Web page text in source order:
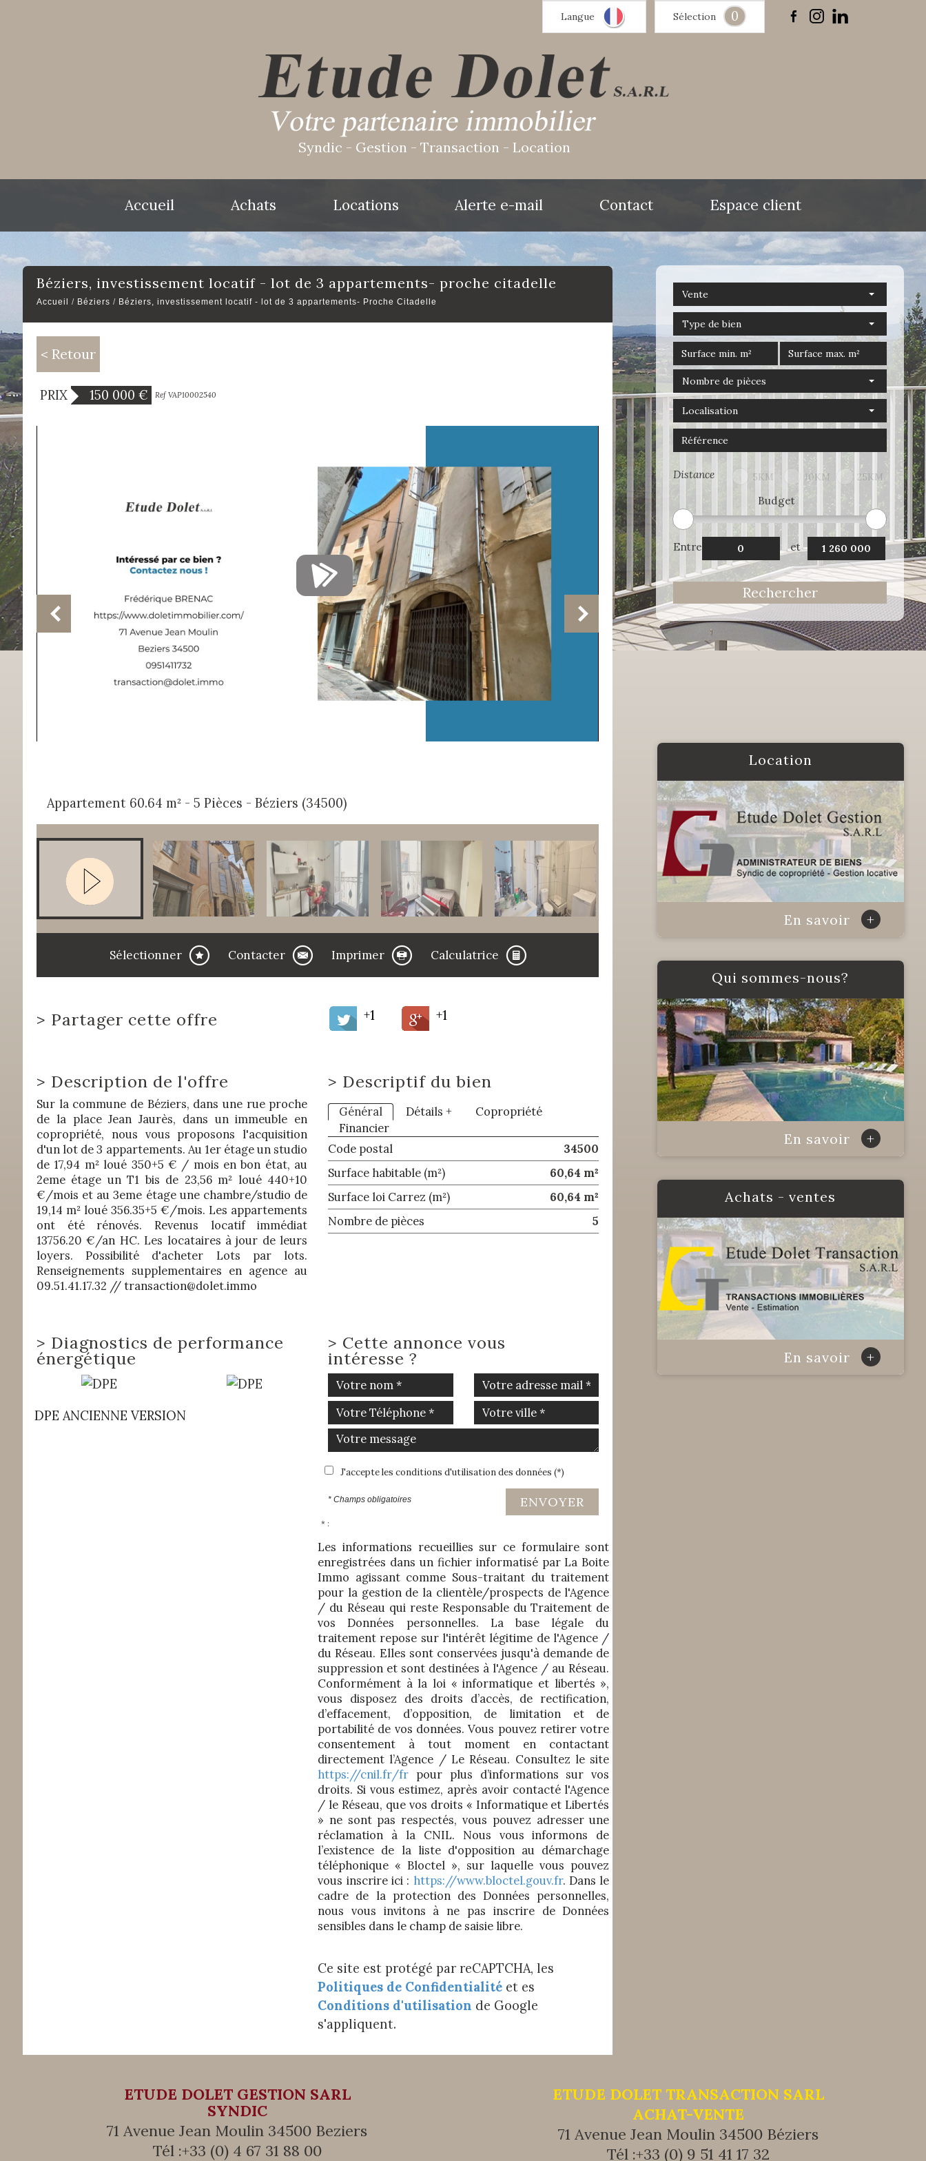
Langue Sélection 0
Syndic - Gestion - Transaction - Location
Accueil Achats Locations Alerte e-mail Contact Espace client
Vente
Type de bien
Nombre de pièces
Localisation
Distance 5KM 10KM 25KM
Budget
Entre et
Rechercher
béziers, investissement locatif - lot de 3 appartements- proche citadelle
Accueil Béziers Béziers, investissement locatif - lot de 3 appartements- Proche Citadelle
< Retour
Appartement 60.64 m² - 5 Pièces - Béziers (34500)
PRIX 150 000 € Ref VAP10002540
Sélectionner Contacter Imprimer Calculatrice
> Partager cette offre +1 +1
> Description de l'offre
Sur la commune de Béziers, dans une rue proche
de la place Jean Jaurès, dans un immeuble en
copropriété, nous vous proposons l'acquisition
d'un lot de 3 appartements. Au 1er étage un studio
de 17,94 m² loué 350+5 € / mois en bon état, au
2eme étage un T1 bis de 23,56 m² loué 440+10
€/mois et au 3eme étage une chambre/studio de
19,14 m² loué 356.35+5 €/mois. Les appartements
ont été rénovés. Revenus locatif immédiat
13756.20 €/an HC. Les locataires à jour de leurs
loyers. Possibilité d'acheter Lots par lots.
Renseignements supplementaires en agence au
09.51.41.17.32 // transaction@dolet.immo
> Descriptif du bien
Général Détails +
Copropriété
Financier
Code postal
34500
Surface habitable (m²)
60,64 m²
Surface loi Carrez (m²)
60,64 m²
Nombre de pièces
5
> Diagnostics de performance
énergétique
DPE ANCIENNE VERSION
> Cette annonce vous
intéresse ?
J'accepte les conditions d'utilisation des données (*)
* Champs obligatoires ENVOYER
* :
Les informations recueillies sur ce formulaire sont
enregistrées dans un fichier informatisé par La Boite
Immo agissant comme Sous-traitant du traitement
pour la gestion de la clientèle/prospects de l'Agence
/ du Réseau qui reste Responsable du Traitement de
vos Données personnelles. La base légale du
traitement repose sur l'intérêt légitime de l'Agence /
du Réseau. Elles sont conservées jusqu'à demande de
suppression et sont destinées à l'Agence / au Réseau.
Conformément à la loi « informatique et libertés »,
vous disposez des droits d’accès, de rectification,
d’effacement, d’opposition, de limitation et de
portabilité de vos données. Vous pouvez retirer votre
consentement à tout moment en contactant
directement l’Agence / Le Réseau. Consultez le site
https://cnil.fr/fr pour plus d’informations sur vos
droits. Si vous estimez, après avoir contacté l'Agence
/ le Réseau, que vos droits « Informatique et Libertés
» ne sont pas respectés, vous pouvez adresser une
réclamation à la CNIL. Nous vous informons de
l’existence de la liste d'opposition au démarchage
téléphonique « Bloctel », sur laquelle vous pouvez
vous inscrire ici : https://www.bloctel.gouv.fr. Dans le
cadre de la protection des Données personnelles,
nous vous invitons à ne pas inscrire de Données
sensibles dans le champ de saisie libre.
Ce site est protégé par reCAPTCHA, les
Politiques de Confidentialité et es
Conditions d'utilisation de Google
s'appliquent.
location
En savoir +
qui sommes-nous?
En savoir +
achats - ventes
En savoir +
ETUDE DOLET GESTION SARL
SYNDIC
71 Avenue Jean Moulin 34500 Beziers
Tél :+33 (0) 4 67 31 88 00
ETUDE DOLET TRANSACTION SARL
ACHAT-VENTE
71 Avenue Jean Moulin 34500 Béziers
Tél :+33 (0) 9 51 41 17 32